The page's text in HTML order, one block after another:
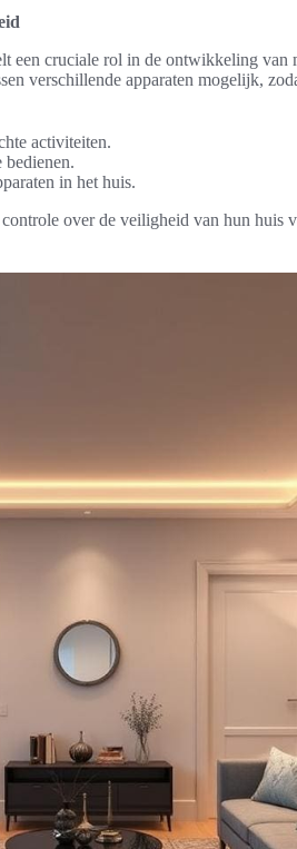
een cruciale rol in de ontwikkeling van
verschillende apparaten mogelijk,
activiteiten.
bedienen.
in het huis.
over de veiligheid van hun huis